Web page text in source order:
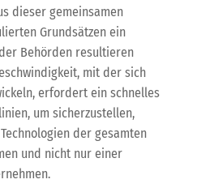
dieser gemeinsamen
Grundsätzen ein
Behörden resultieren
mit der sich
erfordert ein schnelles
um sicherzustellen,
der gesamten
und nicht nur einer